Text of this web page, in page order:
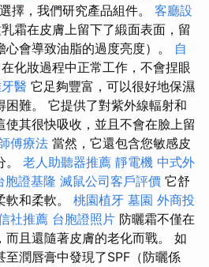
擇，我們研究產品組件。 客廳設
霜在皮膚上留下了緞面表面，留
會導致油脂的過度亮度）。 自
化妝過程中正常工作，不會捏眼
醫 它足夠豐富，可以很好地保濕
困難。 它提供了對紫外線輻射和
其很快吸收，並且不會在臉上留
傅療法 當然，它還包含您敏感皮
。 老人助聽器推薦 靜電機 中式外
胞證基隆 滅鼠公司客戶評價 它舒
和柔軟。 桃園植牙 墓園 外商投
社推薦 台胞證照片 防曬霜不僅在
而且還隨著皮膚的老化而戰。 如
潤唇膏中發現了SPF（防曬係